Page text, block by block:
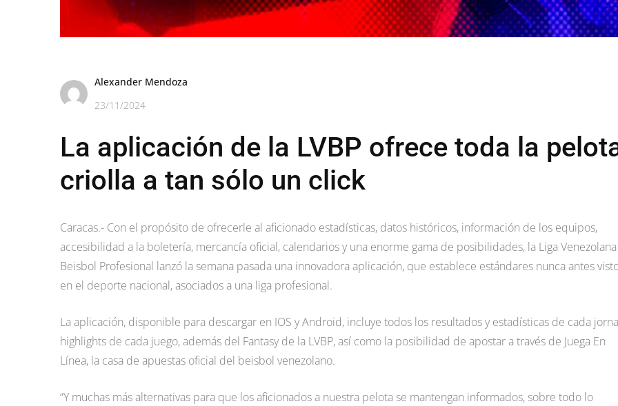
Alexander Mendoza
23/11/2024
La aplicación de la LVBP ofrece toda la
criolla a tan sólo un click
Caracas.- Con el propósito de ofrecerle al aficionado estadísticas, datos históricos, información de los equipos,
accesibilidad a la boletería, mercancía oficial, calendarios y una enorme gama de posibilidades, la Liga
Beisbol Profesional lanzó la semana pasada una innovadora aplicación, que establece estándares nunca antes
en el deporte nacional, asociados a una liga profesional.
La aplicación, disponible para descargar en IOS y Android, incluye todos los resultados y estadísticas de cada
highlights de cada juego, además del Fantasy de la LVBP, así como la posibilidad de apostar a través de Juega En
Línea, la casa de apuestas oficial del beisbol venezolano.
“Y muchas más alternativas para que los aficionados a nuestra pelota se mantengan informados, sobre todo lo